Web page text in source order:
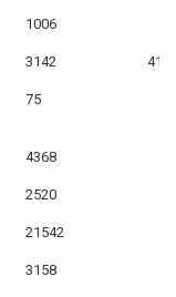
1006
3142
75
4368
2520
21542
3158